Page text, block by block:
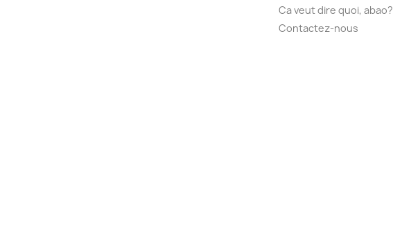
Ca veut dire quoi, abao?
Contactez-nous